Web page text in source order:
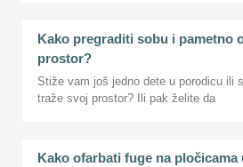
Kako pregraditi sobu i pametno
prostor?
Stiže vam još jedno dete u porodicu ili
traže svoj prostor? Ili pak želite da
Kako ofarbati fuge na pločicama